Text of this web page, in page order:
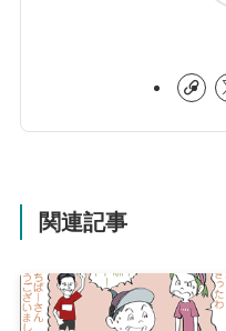
関連記事